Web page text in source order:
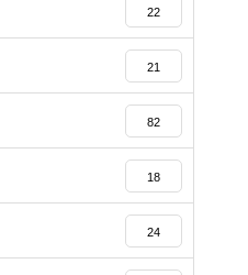
22
21
82
18
24